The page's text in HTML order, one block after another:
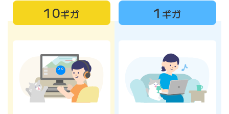
10ギガ 1 ギガ